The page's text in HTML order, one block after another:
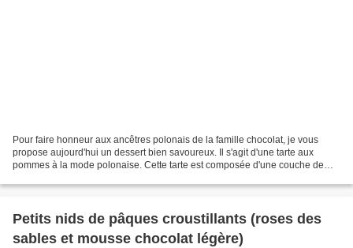
Pour faire honneur aux ancêtres polonais de la famille chocolat, je vous
propose aujourd'hui un dessert bien savoureux. Il s'agit d'une tarte aux
pommes à la mode polonaise. Cette tarte est composée d'une couche de
Petits nids de pâques croustillants (roses des
sables et mousse chocolat légère)